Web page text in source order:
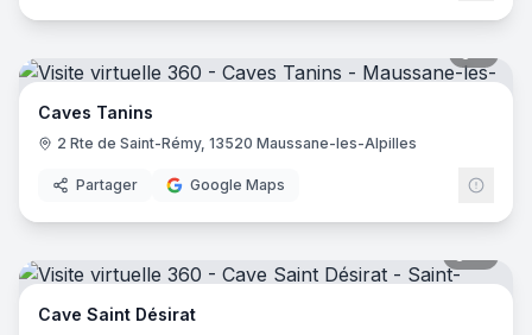
Caves Tanins
2 Rte de Saint-Rémy, 13520 Maussane-les-Alpilles
Partager Google Maps
Cave Saint Désirat